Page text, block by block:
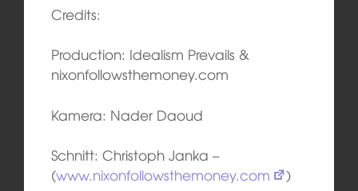
Credits:
Production: Idealism Prevails &
nixonfollowsthemoney.com
Kamera: Nader Daoud
Schnitt: Christoph Janka –
(www.nixonfollowsthemoney.com )